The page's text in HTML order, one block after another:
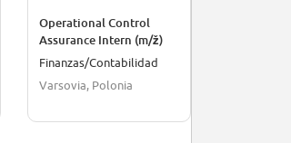
Operational Control
Assurance Intern (m/ž)
Finanzas/Contabilidad
Varsovia, Polonia